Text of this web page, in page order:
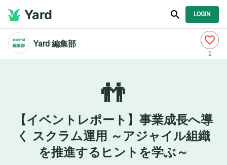
Yard LOGIN
Yard 編集部
2
👬
【イベントレポート】事業成長へ導
く スクラム運用 ～アジャイル組織
を推進するヒントを学ぶ～